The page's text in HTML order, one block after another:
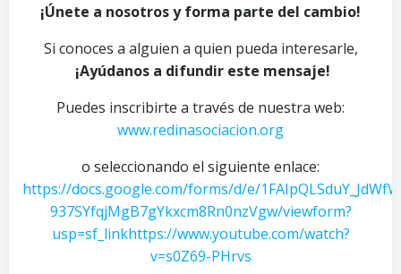
¡Únete a nosotros y forma parte del cambio!
Si conoces a alguien a quien pueda interesarle,
¡Ayúdanos a difundir este mensaje!
Puedes inscribirte a través de nuestra web:
www.redinasociacion.org
o seleccionando el siguiente enlace:
https://docs.google.com/forms/d/e/
937SYfqjMgB7gYkxcm8Rn0nzVgw/viewform?
usp=sf_linkhttps://www.youtube.com/watch?
v=s0Z69-PHrvs